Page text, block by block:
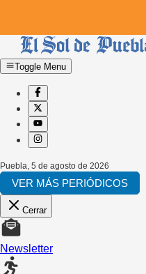
Toggle Menu
Puebla 5 de agosto de 2026
VER MÁS PERIÓDICOS
Cerrar
Newsletter